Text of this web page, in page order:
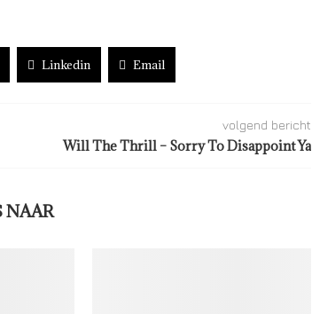
Linkedin Email
volgend bericht
Will The Thrill – Sorry To Disappoint Ya
NAAR